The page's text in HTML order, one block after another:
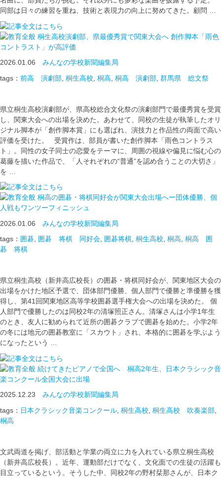
同部は日々の練習を重ね、技術と表現力の向上に努めてきた。顧問 …
桐生高校演劇部、県最優秀賞で関東大会へ 創作脚本「雨色
コントラスト」が高評価
2026.01.06 みんなの学校新聞編集局
tags： 前高 演劇部 桐生高校 桐高 桐高 演劇部 群馬県 総文祭
県立桐生高校演劇部が、県高校総合文化祭の演劇部門で最優秀賞を受賞
し、関東大会への出場を決めた。あわせて、同校の生徒が執筆したオリ
ジナル脚本が「創作脚本賞」にも選ばれ、演技力と作品性の両面で高い
評価を受けた。 受賞作は、部員が書いた創作脚本「雨色コントラス
ト」。同性の女子同士の恋愛をテーマに、周囲の視線や偏見に悩む心の
葛藤を描いた作品で、「人それぞれの“普通”を認め合うことの大切さ」
を …
桐高の囲碁・将棋同好会が関東大会出場へー団体優勝、個
人戦もワンツーフィニッシュ
2026.01.06 みんなの学校新聞編集局
tags： 囲碁 囲碁 将棋 同好会 囲碁将棋 桐生高校 桐高 桐高 囲
碁 将棋
県立桐生高校（新井高広校長）の囲碁・将棋同好会が、関東地区大会の
出場をかけた地区予選で、団体部門優勝、個人部門で優勝と準優勝を獲
得し、第41回関東地区高等学校囲碁選手権大会への出場を決めた。 個
人部門で優勝したのは同校2年の清塚照正さん。清塚さんは小学1年生
のとき、友人に勧められて近所の囲碁クラブで囲碁を始めた。小学2年
の冬には地元の囲碁教室に「スカウト」され、本格的に囲碁を学ぶよう
になったという …
続けてきたピアノで全国へ 桐高2年生、日本クラシック音
楽コンクール全国大会に出場
2025.12.23 みんなの学校新聞編集局
tags： 日本クラシック音楽コンクール 桐生高校 桐生高校 吹奏楽部
桐高
文武両道を掲げ、部活動と学業の両立に力を入れている県立桐生高校
（新井高広校長）。近年、運動部だけでなく、文化面での生徒の活躍も
目立っているという。そうした中、同校2年の野村栞那さんが、日本ク